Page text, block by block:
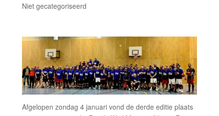
Niet gecategoriseerd
Afgelopen zondag 4 januari vond de derde editie plaats